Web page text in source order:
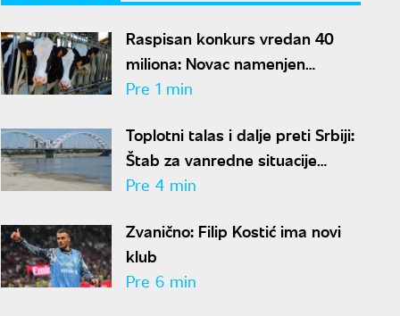
Raspisan konkurs vredan 40
miliona: Novac namenjen
stočarima u Vojvodini
Pre 1 min
Toplotni talas i dalje preti Srbiji:
Štab za vanredne situacije
zabranio nepotrebnu potrošnju
Pre 4 min
Zvanično: Filip Kostić ima novi
klub
Pre 6 min